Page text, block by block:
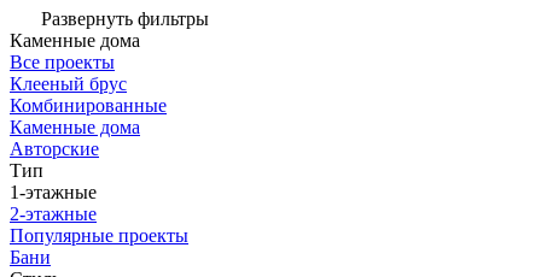
Развернуть фильтры
Каменные дома
Все проекты
Клееный брус
Комбинированные
Каменные дома
Авторские
Тип
1-этажные
2-этажные
Популярные проекты
Бани